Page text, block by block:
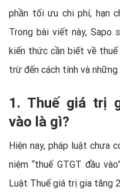
phần tối ưu chi phí, hạn
Trong bài viết này, Sapo
kiến thức cần biết về thuế
trừ đến cách tính và
1. Thuế giá trị
vào là gì?
Hiện nay, pháp luật chưa
niệm “thuế GTGT đầu
Luật Thuế giá trị gia tăng